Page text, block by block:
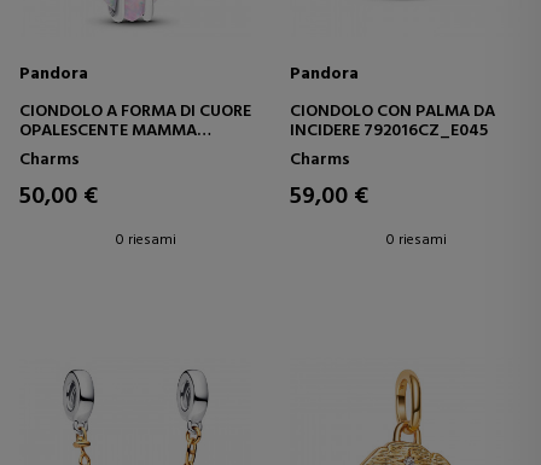
Pandora
CIONDOLO A FORMA DI CUORE
OPALESCENTE MAMMA
793202C01
Charms
50,00 €
0 riesami
Pandora
CIONDOLO CON PALMA DA
INCIDERE 792016CZ_E045
Charms
59,00 €
0 riesami